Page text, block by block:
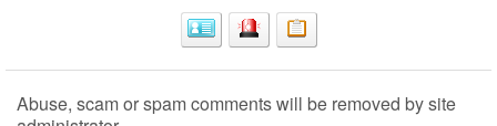
Abuse, scam or spam comments will be removed by site